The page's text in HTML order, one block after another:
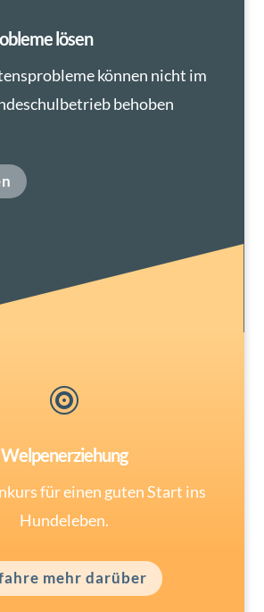
lösen
können nicht im
behoben

Welpenerziehung
für einen guten Start ins
Hundeleben.
mehr darüber